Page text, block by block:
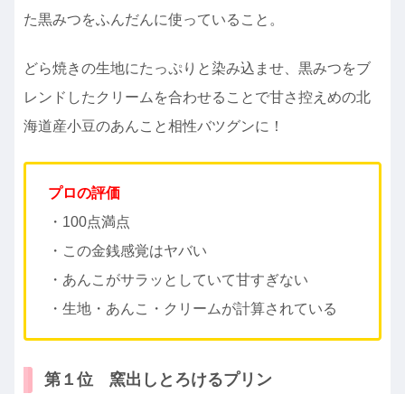
た黒みつをふんだんに使っていること。
どら焼きの生地にたっぷりと染み込ませ、黒みつをブ
レンドしたクリームを合わせることで甘さ控えめの北
海道産小豆のあんこと相性バツグンに！
プロの評価
・100点満点
・この金銭感覚はヤバい
・あんこがサラッとしていて甘すぎない
・生地・あんこ・クリームが計算されている
第１位 窯出しとろけるプリン